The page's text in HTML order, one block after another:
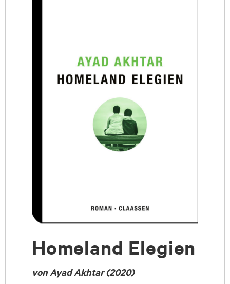
Homeland Elegien
von Ayad Akhtar (2020)